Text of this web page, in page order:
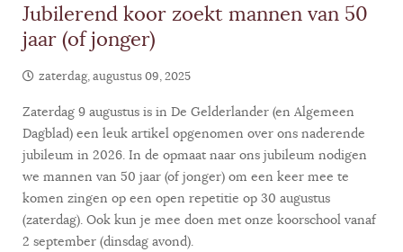
Jubilerend koor zoekt mannen van 50
jaar (of jonger)
zaterdag, augustus 09, 2025
Zaterdag 9 augustus is in De Gelderlander (en Algemeen
Dagblad) een leuk artikel opgenomen over ons naderende
jubileum in 2026. In de opmaat naar ons jubileum nodigen
we mannen van 50 jaar (of jonger) om een keer mee te
komen zingen op een open repetitie op 30 augustus
(zaterdag). Ook kun je mee doen met onze koorschool vanaf
2 september (dinsdag avond).